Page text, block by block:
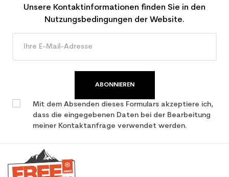
Unsere Kontaktinformationen finden Sie in den
Nutzungsbedingungen der Website.
ABONNIEREN
Mit dem Absenden dieses Formulars akzeptiere ich,
dass die eingegebenen Daten bei der Bearbeitung
meiner Kontaktanfrage verwendet werden.